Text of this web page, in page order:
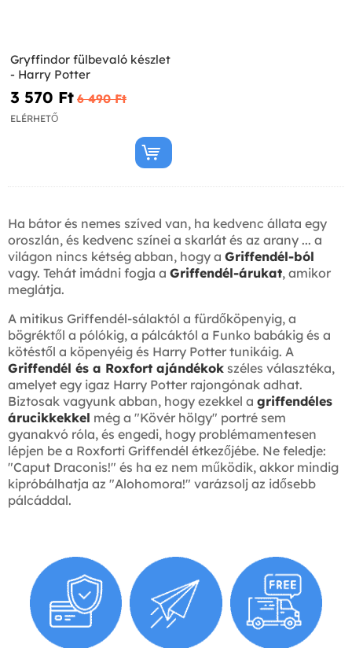
Gryffindor fülbevaló készlet
- Harry Potter
3 570 Ft‎ 6 490 Ft‎
ELÉRHETŐ
Ha bátor és nemes szíved van, ha kedvenc állata egy
oroszlán, és kedvenc színei a skarlát és az arany ... a
világon nincs kétség abban, hogy a Griffendél-ból
vagy. Tehát imádni fogja a Griffendél-árukat, amikor
meglátja.
A mitikus Griffendél-sálaktól a fürdőköpenyig, a
bögréktől a pólókig, a pálcáktól a Funko babákig és a
kötéstől a köpenyéig és Harry Potter tunikáig. A
Griffendél és a Roxfort ajándékok széles választéka,
amelyet egy igaz Harry Potter rajongónak adhat.
Biztosak vagyunk abban, hogy ezekkel a griffendéles
árucikkekkel még a "Kövér hölgy" portré sem
gyanakvó róla, és engedi, hogy problémamentesen
lépjen be a Roxforti Griffendél étkezőjébe. Ne feledje:
"Caput Draconis!" és ha ez nem működik, akkor mindig
kipróbálhatja az "Alohomora!" varázsolj az idősebb
pálcáddal.